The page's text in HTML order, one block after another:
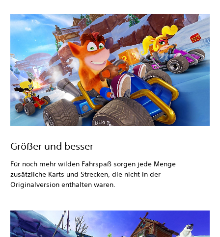
Größer und besser
Für noch mehr wilden Fahrspaß sorgen jede Menge
zusätzliche Karts und Strecken, die nicht in der
Originalversion enthalten waren.